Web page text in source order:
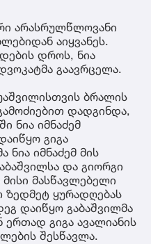
არასრულწლოვანი
აიყვანეს.
დროს, ნია
გაავრცელა.
ბრალის
დადგინდა,
ნია იმნაძემ
გიგა
იმნაძემ მის
და გიორგი
მასწავლებელი
ზედმეტ ყურადღებას
დაიწყო გაბაშვილმა
გიგა ავალიანის
შესწავლა.